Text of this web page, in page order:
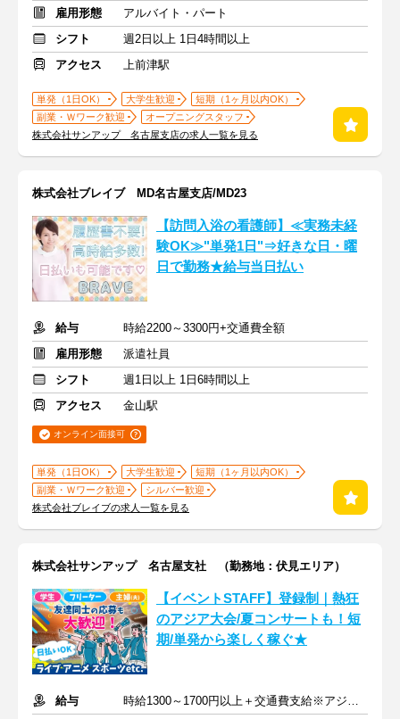
雇用形態
アルバイト・パート
シフト
週2日以上 1日4時間以上
アクセス
上前津駅
単発（1日OK） 大学生歓迎
短期（1ヶ月以内OK）
副業・Ｗワーク歓迎
オープニングスタッフ
株式会社サンアップ 名古屋支店の求人一覧を見る
株式会社ブレイブ MD名古屋支店/MD23
【訪問入浴の看護師】≪実務未経
験OK≫"単発1日"⇒好きな日・曜
日で勤務★給与当日払い
給与
時給2200～3300円+交通費全額
雇用形態
派遣社員
シフト
週1日以上 1日6時間以上
アクセス
金山駅
オンライン面接可
単発（1日OK） 大学生歓迎
短期（1ヶ月以内OK）
副業・Ｗワーク歓迎
シルバー歓迎
株式会社ブレイブの求人一覧を見る
株式会社サンアップ 名古屋支社 （勤務地：伏見エリア）
【イベントSTAFF】登録制｜熱狂
のアジア大会/夏コンサートも！短
期/単発から楽しく稼ぐ★
給与
時給1300～1700円以上＋交通費支給※アジア大会手当もあり